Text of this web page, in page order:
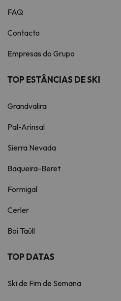
FAQ
Contacto
Empresas do Grupo
TOP ESTÂNCIAS DE SKI
Grandvalira
Pal-Arinsal
Sierra Nevada
Baqueira-Beret
Formigal
Cerler
Boí Taüll
TOP DATAS
Ski de Fim de Semana